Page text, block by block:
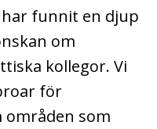
har funnit en djup
om
kollegor. Vi
för
som